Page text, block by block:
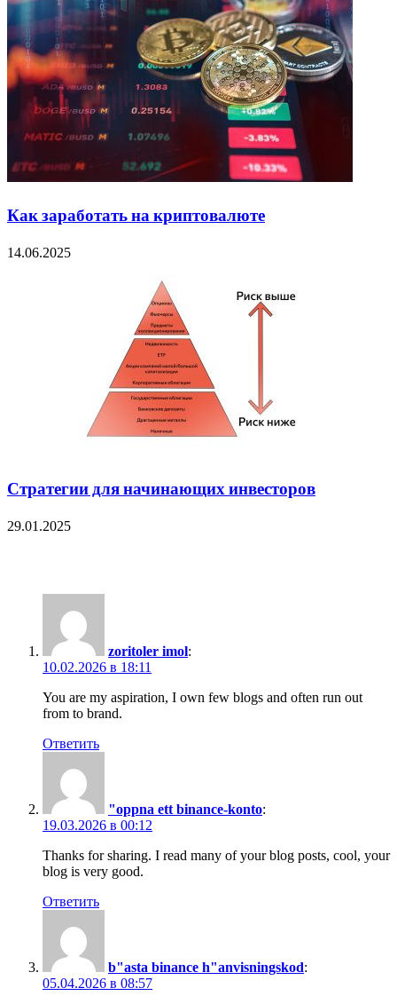
Как заработать на криптовалюте
14.06.2025
Стратегии для начинающих инвесторов
29.01.2025
zoritoler imol:
10.02.2026 в 18:11
You are my aspiration, I own few blogs and often run out
from to brand.
Ответить
"oppna ett binance-konto:
19.03.2026 в 00:12
Thanks for sharing. I read many of your blog posts, cool, your
blog is very good.
Ответить
b"asta binance h"anvisningskod:
05.04.2026 в 08:57